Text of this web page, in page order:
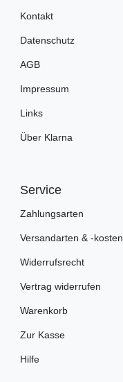
Kontakt
Datenschutz
AGB
Impressum
Links
Über Klarna
Service
Zahlungsarten
Versandarten & -kosten
Widerrufsrecht
Vertrag widerrufen
Warenkorb
Zur Kasse
Hilfe